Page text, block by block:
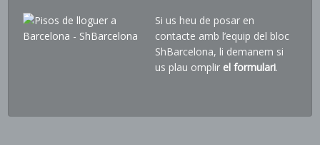
Si us heu de posar en
contacte amb l’equip del bloc
ShBarcelona, li demanem si
us plau omplir el formulari.